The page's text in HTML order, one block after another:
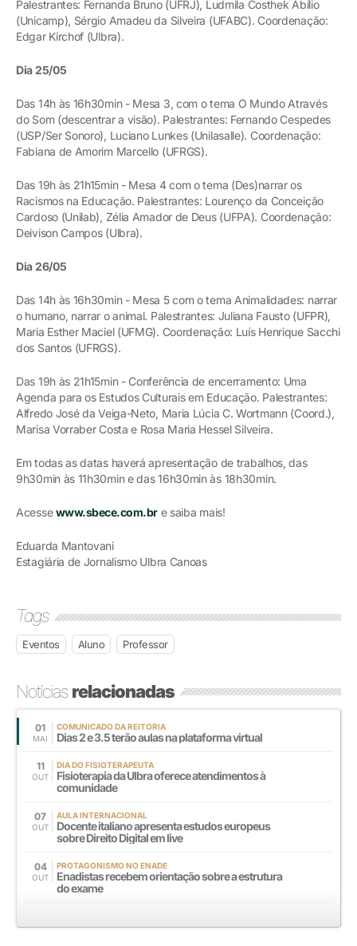
Palestrantes: Fernanda Bruno (UFRJ), Ludmila Costhek Abílio
(Unicamp), Sérgio Amadeu da Silveira (UFABC). Coordenação:
Edgar Kirchof (Ulbra).
Dia 25/05
Das 14h às 16h30min - Mesa 3, com o tema O Mundo Através
do Som (descentrar a visão). Palestrantes: Fernando Cespedes
(USP/Ser Sonoro), Luciano Lunkes (Unilasalle). Coordenação:
Fabiana de Amorim Marcello (UFRGS).
Das 19h às 21h15min - Mesa 4 com o tema (Des)narrar os
Racismos na Educação. Palestrantes: Lourenço da Conceição
Cardoso (Unilab), Zélia Amador de Deus (UFPA). Coordenação:
Deivison Campos (Ulbra).
Dia 26/05
Das 14h às 16h30min - Mesa 5 com o tema Animalidades: narrar
o humano, narrar o animal. Palestrantes: Juliana Fausto (UFPR),
Maria Esther Maciel (UFMG). Coordenação: Luís Henrique Sacchi
dos Santos (UFRGS).
Das 19h às 21h15min - Conferência de encerramento: Uma
Agenda para os Estudos Culturais em Educação. Palestrantes:
Alfredo José da Veiga-Neto, Maria Lúcia C. Wortmann (Coord.),
Marisa Vorraber Costa e Rosa Maria Hessel Silveira.
Em todas as datas haverá apresentação de trabalhos, das
9h30min às 11h30min e das 16h30min às 18h30min.
Acessewww.sbece.com.bre saiba mais!
Eduarda Mantovani
Estagiária de Jornalismo Ulbra Canoas
Tags
Eventos Aluno Professor
Notíciasrelacionadas
01
MAI
COMUNICADO DA REITORIA
Dias 2 e 3.5 terão aulas na plataforma virtual
11
OUT
DIA DO FISIOTERAPEUTA
Fisioterapia da Ulbra oferece atendimentos à
comunidade
07
OUT
AULA INTERNACIONAL
Docente italiano apresenta estudos europeus
sobre Direito Digital em live
04
OUT
PROTAGONISMO NO ENADE
Enadistas recebem orientação sobre a estrutura
do exame